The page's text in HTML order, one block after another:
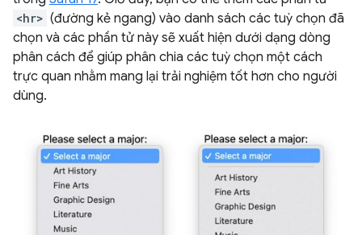
<hr> (đường kẻ ngang) vào danh sách các tuỳ chọn đã
chọn và các phần tử này sẽ xuất hiện dưới dạng dòng
phân cách để giúp phân chia các tuỳ chọn một cách
trực quan nhằm mang lại trải nghiệm tốt hơn cho người
dùng.